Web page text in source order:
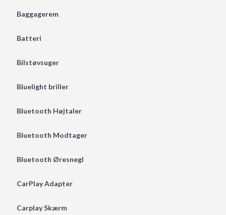
Baggagerem
Batteri
Bilstøvsuger
Bluelight briller
Bluetooth Højtaler
Bluetooth Modtager
Bluetooth Øresnegl
CarPlay Adapter
Carplay Skærm